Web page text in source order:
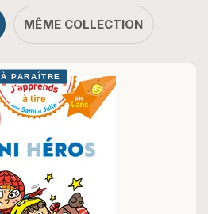
MÊME COLLECTION
À PARAÎTRE